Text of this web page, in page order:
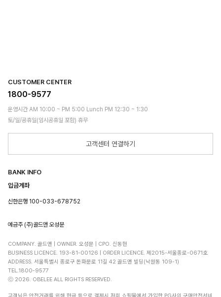
CUSTOMER CENTER
1800-9577
운영시간 AM 10:00 ~ PM 5:00 Lunch PM 12:30 ~ 1:30
토/일/공휴일(임시공휴일 포함) 휴무
고객센터 연결하기
BANK INFO
입금계좌
신한은행 100-033-678752
예금주 (주)골드앤 오성문
COMPANY. 골드앤 | OWNER. 오성문 | CPO. 신동현
BUSINESS LICENCE. 193-81-00126 | ORDER LICENCE. 제2015-서울종로-0671호
ADDRESS. 서울특별시 종로구 돈화문로 11길 42 골드앤 빌딩(낙원동 109-1)
TEL.1800-9577
ⓒ 2026. OBELEE ALL RIGHTS RESERVED.